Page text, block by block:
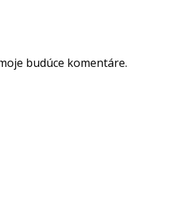
budúce komentáre.